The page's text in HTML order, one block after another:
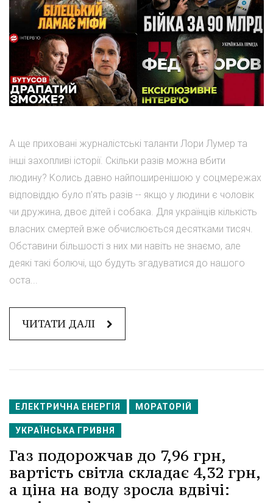
А ще приховані журналістські таланти Лори Лумер та
інші захопливі історії. Скільки разів можна вбити
людину? Колись давно найпоширенішою у соцмережах
відповіддю було п'ять разів -- якщо у людини є чоловік
чи дружина, двоє дітей і собака. Для українців кількість
власних смертей вже обчислюється десятками тисяч.
Обставини більшості з них ми навіть не знаємо, але
деякі такі болючі, що будуть згадуватися до нашого
оста...
ЧИТАТИ ДАЛІ
ЕЛЕКТРИЧНА ЕНЕРГІЯ МОРАТОРІЙ
УКРАЇНСЬКА ГРИВНЯ
Газ подорожчав до 7,96 грн,
вартість світла складає 4,32 грн,
а ціна на воду зросла вдвічі: